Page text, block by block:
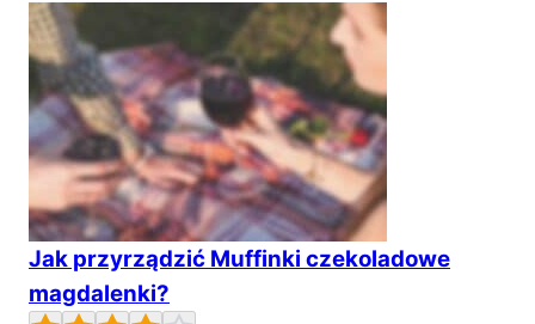
Jak przyrządzić Muffinki czekoladowe
magdalenki?